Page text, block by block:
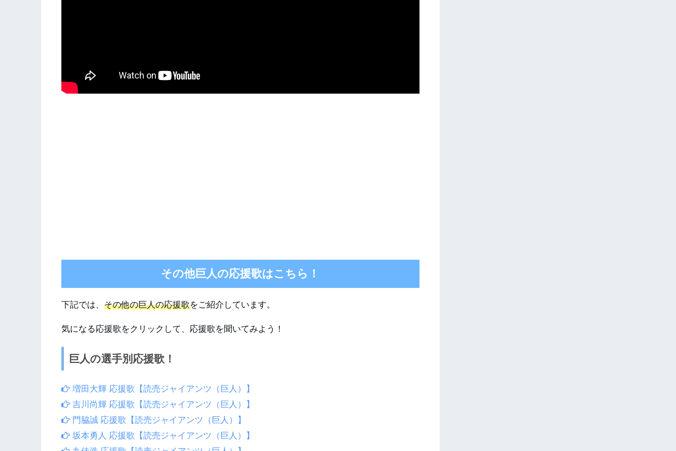
その他巨人の応援歌はこちら！
下記では、 その他の巨人の応援歌をご紹介しています。
気になる応援歌をクリックして、応援歌を聞いてみよう！
巨人の選手別応援歌！
増田大輝 応援歌【読売ジャイアンツ（巨人）】
吉川尚輝 応援歌【読売ジャイアンツ（巨人）】
門脇誠 応援歌【読売ジャイアンツ（巨人）】
坂本勇人 応援歌【読売ジャイアンツ（巨人）】